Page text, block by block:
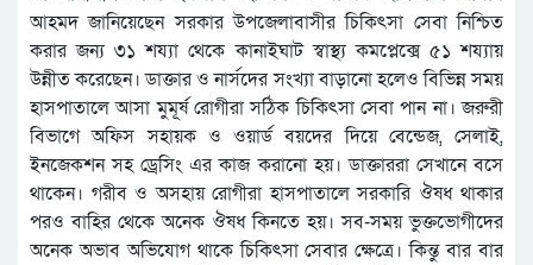
আহমদ জানিয়েছেন সরকার উপজেলাবাসীর চিকিৎসা সেবা নিশ্চিত
করার জন্য ৩১ শয্যা থেকে কানাইঘাট স্বাস্থ্য কমপ্লেক্সে ৫১ শয্যায়
উন্নীত করেছেন। ডাক্তার ও নার্সদের সংখ্যা বাড়ানো হলেও বিভিন্ন সময়
হাসপাতালে আসা মুমূর্ষ রোগীরা সঠিক চিকিৎসা সেবা পান না। জরুরী
বিভাগে অফিস সহায়ক ও ওয়ার্ড বয়দের দিয়ে বেন্ডেজ, সেলাই,
ইনজেকশন সহ ড্রেসিং এর কাজ করানো হয়। ডাক্তাররা সেখানে বসে
থাকেন। গরীব ও অসহায় রোগীরা হাসপাতালে সরকারি ঔষধ থাকার
পরও বাহির থেকে অনেক ঔষধ কিনতে হয়। সব-সময় ভুক্তভোগীদের
অনেক অভাব অভিযোগ থাকে চিকিৎসা সেবার ক্ষেত্রে। কিন্তু বার বার